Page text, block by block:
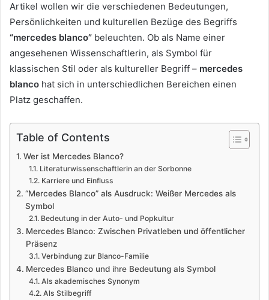
Artikel wollen wir die verschiedenen Bedeutungen,
Persönlichkeiten und kulturellen Bezüge des Begriffs
“mercedes blanco” beleuchten. Ob als Name einer
angesehenen Wissenschaftlerin, als Symbol für
klassischen Stil oder als kultureller Begriff – mercedes
blanco hat sich in unterschiedlichen Bereichen einen
Platz geschaffen.
Table of Contents
Wer ist Mercedes Blanco?
Literaturwissenschaftlerin an der Sorbonne
Karriere und Einfluss
“Mercedes Blanco” als Ausdruck: Weißer Mercedes als
Symbol
Bedeutung in der Auto- und Popkultur
Mercedes Blanco: Zwischen Privatleben und öffentlicher
Präsenz
Verbindung zur Blanco-Familie
Mercedes Blanco und ihre Bedeutung als Symbol
Als akademisches Synonym
Als Stilbegriff